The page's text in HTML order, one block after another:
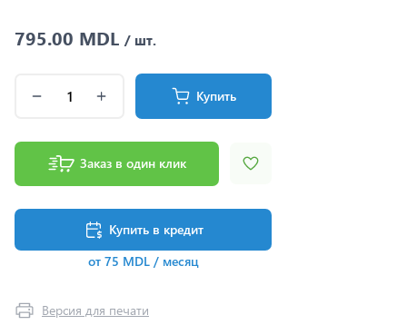
795.00 MDL / шт.
Купить
Заказ в один клик
Купить в кредит
от 75 MDL / месяц
Версия для печати